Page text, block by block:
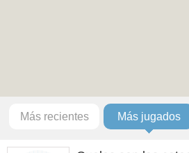
Más recientes Más jugados